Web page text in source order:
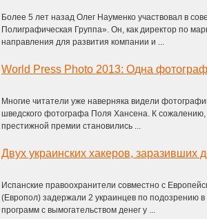
Более 5 лет назад Олег Науменко участвовал в
Полиграфическая Группа». Он, как директор по
направления для развития компании и ...
World Press Photo 2013: Одна
Многие читатели уже наверняка видели
шведского фотографа Поля Хансена. К
престижной премии становились ...
Испанcкие правоохранители совместно с
(Европол) задержали 2 украинцев по подозрению
программ с вымогательством денег у ...